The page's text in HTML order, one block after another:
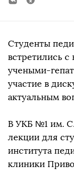
Студенты
встретились
учеными-
участие в
актуальным
В УКБ №1 им.
лекции для
института
клиники